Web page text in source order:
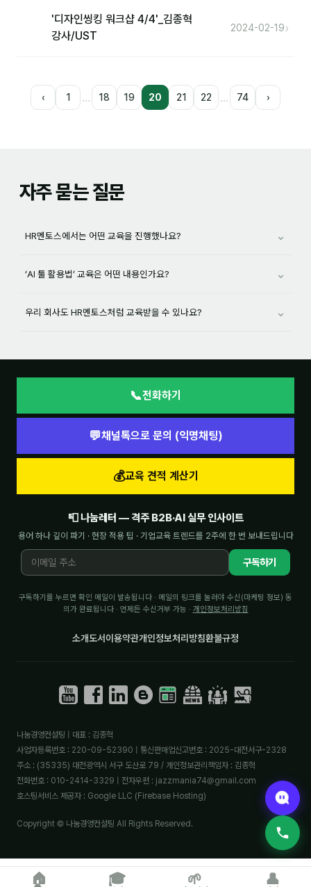
'디자인씽킹 워크샵 4/4'_김종혁
강사/UST
2024-02-19›
‹ 1 … 18 19 20 21 22 … 74 ›
자주 묻는 질문
HR멘토스에서는 어떤 교육을 진행했나요? ⌄
‘AI 툴 활용법’ 교육은 어떤 내용인가요? ⌄
우리 회사도 HR멘토스처럼 교육받을 수 있나요? ⌄
📞전화하기
💬채널톡으로 문의 (익명채팅)
💰교육 견적 계산기
📮 나눔레터 — 격주 B2B·AI 실무 인사이트
용어 하나 깊이 파기 · 현장 적용 팁 · 기업교육 트렌드를 2주에 한 번 보내드립니다
구독하기
구독하기를 누르면 확인 메일이 발송됩니다 · 메일의 링크를 눌러야 수신(마케팅 정보) 동
의가 완료됩니다 · 언제든 수신거부 가능 · 개인정보처리방침
소개도서이용약관개인정보처리방침환불규정
나눔경영컨설팅 | 대표 : 김종혁
사업자등록번호 : 220-09-52390 | 통신판매업신고번호 : 2025-대전서구-2328
주소 : (35335) 대전광역시 서구 도산로 79 / 개인정보관리책임자 : 김종혁
전화번호 : 010-2414-3329 | 전자우편 : jazzmania74@gmail.com
호스팅서비스 제공자 : Google LLC (Firebase Hosting)
Copyright © 나눔경영컨설팅 All Rights Reserved.
🏠 🎓 🌱 👤